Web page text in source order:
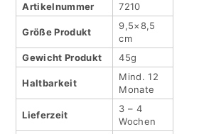
Artikel­nummer
7210
Größe Produkt
9,5×8,5
cm
Gewicht Produkt
45g
Haltbar­keit
Mind. 12
Monate
Lieferzeit
3 – 4
Wochen